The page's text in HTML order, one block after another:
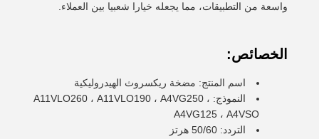
واسعة من التطبيقات، مما يجعله خيارا شعبيا بين العملاء.
الخصائص:
اسم المنتج: مضخة ريكسروث الهيدروليكية
النموذج: A11VLO260 ، A11VLO190 ، A4VG250 ،
A4VG125 ، A4VSO
التردد: 50/60 هرتز